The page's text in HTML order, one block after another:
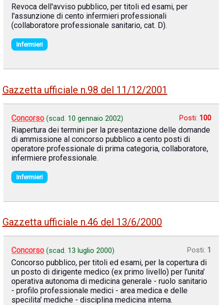
Revoca dell'avviso pubblico, per titoli ed esami, per
l'assunzione di cento infermieri professionali
(collaboratore professionale sanitario, cat. D).
Infermieri
Gazzetta ufficiale n.98 del 11/12/2001
Concorso (scad. 10 gennaio 2002) Posti: 100
Riapertura dei termini per la presentazione delle domande
di ammissione al concorso pubblico a cento posti di
operatore professionale di prima categoria, collaboratore,
infermiere professionale.
Infermieri
Gazzetta ufficiale n.46 del 13/6/2000
Concorso (scad. 13 luglio 2000) Posti: 1
Concorso pubblico, per titoli ed esami, per la copertura di
un posto di dirigente medico (ex primo livello) per l'unita'
operativa autonoma di medicina generale - ruolo sanitario
- profilo professionale medici - area medica e delle
specilita' mediche - disciplina medicina interna.